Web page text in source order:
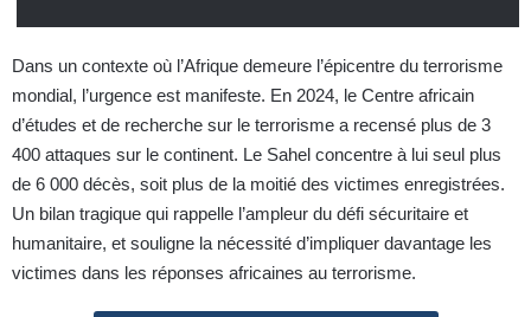
Dans un contexte où l’Afrique demeure l’épicentre du terrorisme
mondial, l’urgence est manifeste. En 2024, le Centre africain
d’études et de recherche sur le terrorisme a recensé plus de 3
400 attaques sur le continent. Le Sahel concentre à lui seul plus
de 6 000 décès, soit plus de la moitié des victimes enregistrées.
Un bilan tragique qui rappelle l’ampleur du défi sécuritaire et
humanitaire, et souligne la nécessité d’impliquer davantage les
victimes dans les réponses africaines au terrorisme.